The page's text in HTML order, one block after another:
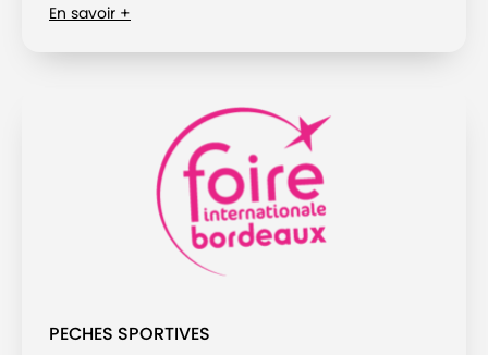
En savoir +
PECHES SPORTIVES